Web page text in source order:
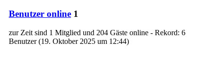
Benutzer online 1
zur Zeit sind 1 Mitglied und 204 Gäste online - Rekord: 6
Benutzer (19. Oktober 2025 um 12:44)